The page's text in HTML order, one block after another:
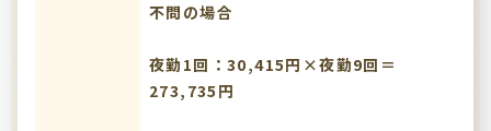
不問の場合
夜勤1回：30,415円×夜勤9回＝
273,735円